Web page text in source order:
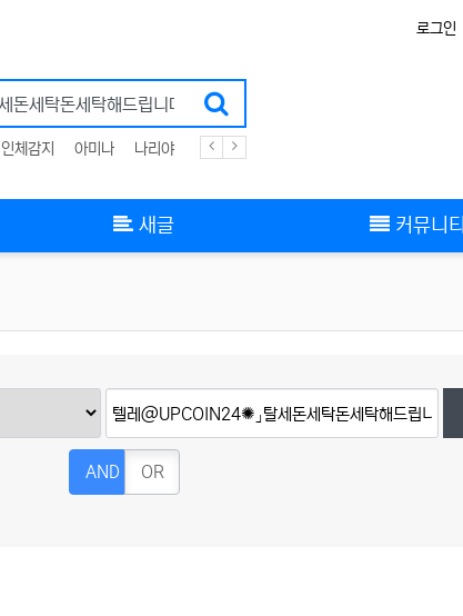
로그인
인체감지 아미나 나리야 플러그인
새글 커뮤니티
AND OR